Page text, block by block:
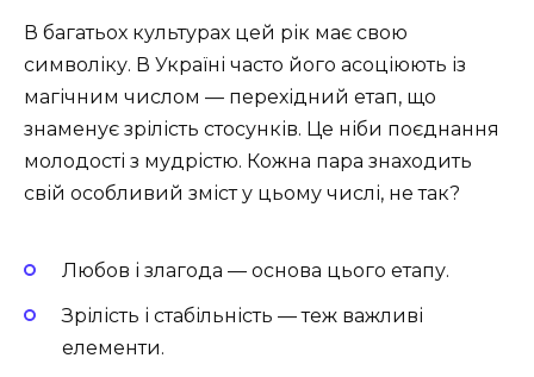
В багатьох культурах цей рік має свою
символіку. В Україні часто його асоціюють із
магічним числом — перехідний етап, що
знаменує зрілість стосунків. Це ніби поєднання
молодості з мудрістю. Кожна пара знаходить
свій особливий зміст у цьому числі, не так?
Любов і злагода — основа цього етапу.
Зрілість і стабільність — теж важливі
елементи.